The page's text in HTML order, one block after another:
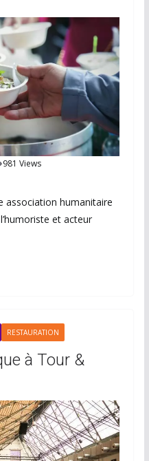
981 Views
association humanitaire
et acteur
RESTAURATION
à Tour &